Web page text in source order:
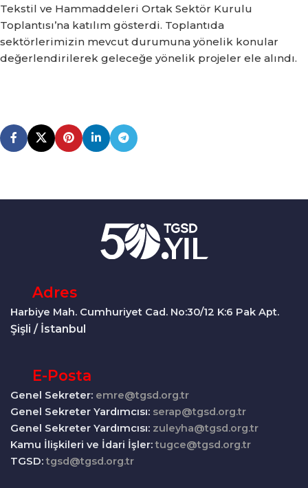
Tekstil ve Hammaddeleri Ortak Sektör Kurulu
Toplantısı’na katılım gösterdi. Toplantıda
sektörlerimizin mevcut durumuna yönelik konular
değerlendirilerek geleceğe yönelik projeler ele alındı.
Adres
Harbiye Mah. Cumhuriyet Cad. No:30/12 K:6 Pak Apt.
Şişli / İstanbul
E-Posta
Genel Sekreter: emre@tgsd.org.tr
Genel Sekreter Yardımcısı: serap@tgsd.org.tr
Genel Sekreter Yardımcısı: zuleyha@tgsd.org.tr
Kamu İlişkileri ve İdari İşler:tugce@tgsd.org.tr
TGSD:tgsd@tgsd.org.tr